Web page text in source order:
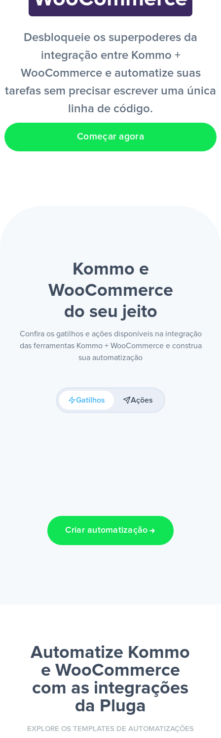
Desbloqueie os superpoderes da
integração entre Kommo +
WooCommerce e automatize suas
tarefas sem precisar escrever uma única
linha de código.
Começar agora
Kommo e
WooCommerce
do seu jeito
Confira os gatilhos e ações disponíveis na integração
das ferramentas Kommo + WooCommerce e construa
sua automatização
Gatilhos Ações
Criar automatização
Automatize Kommo
e WooCommerce
com as integrações
da Pluga
EXPLORE OS TEMPLATES DE AUTOMATIZAÇÕES